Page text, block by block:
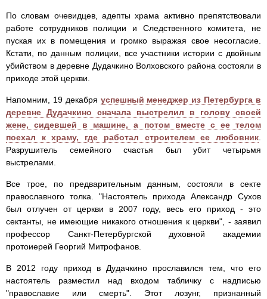
По словам очевидцев, адепты храма активно препятствовали
работе сотрудников полиции и Следственного комитета, не
пуская их в помещения и громко выражая свое несогласие.
Кстати, по данным полиции, все участники истории с двойным
убийством в деревне Дудачкино Волховского района состояли в
приходе этой церкви.
Напомним, 19 декабря успешный менеджер из Петербурга в
деревне Дудачкино сначала выстрелил в голову своей
жене, сидевшей в машине, а потом вместе с ее телом
поехал к храму, где работал строителем ее любовник.
Разрушитель семейного счастья был убит четырьмя
выстрелами.
Все трое, по предварительным данным, состояли в секте
православного толка. "Настоятель прихода Александр Сухов
был отлучен от церкви в 2007 году, весь его приход - это
сектанты, не имеющие никакого отношения к церкви", - заявил
профессор Санкт-Петербургской духовной академии
протоиерей Георгий Митрофанов.
В 2012 году приход в Дудачкино прославился тем, что его
настоятель разместил над входом табличку с надписью
"православие или смерть". Этот лозунг, признанный